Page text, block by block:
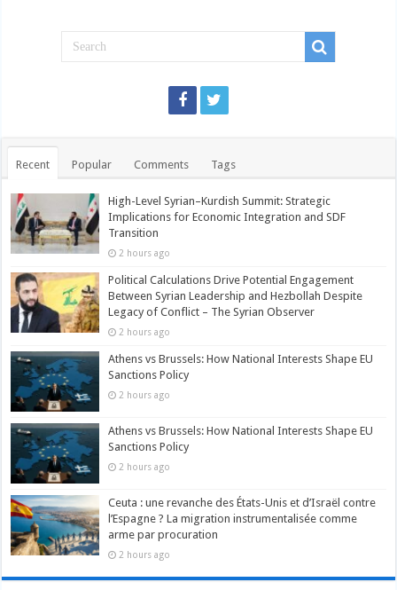
Recent Popular Comments Tags
High-Level Syrian–Kurdish Summit: Strategic
Implications for Economic Integration and SDF
Transition
2 hours ago
Political Calculations Drive Potential Engagement
Between Syrian Leadership and Hezbollah Despite
Legacy of Conflict – The Syrian Observer
2 hours ago
Athens vs Brussels: How National Interests Shape EU
Sanctions Policy
2 hours ago
Athens vs Brussels: How National Interests Shape EU
Sanctions Policy
2 hours ago
Ceuta : une revanche des États-Unis et d’Israël contre
l’Espagne ? La migration instrumentalisée comme
arme par procuration
2 hours ago